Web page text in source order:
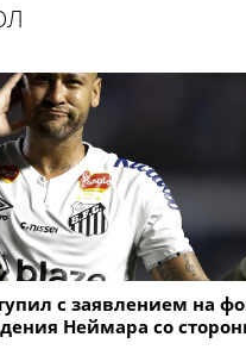
с заявлением на
Неймара со